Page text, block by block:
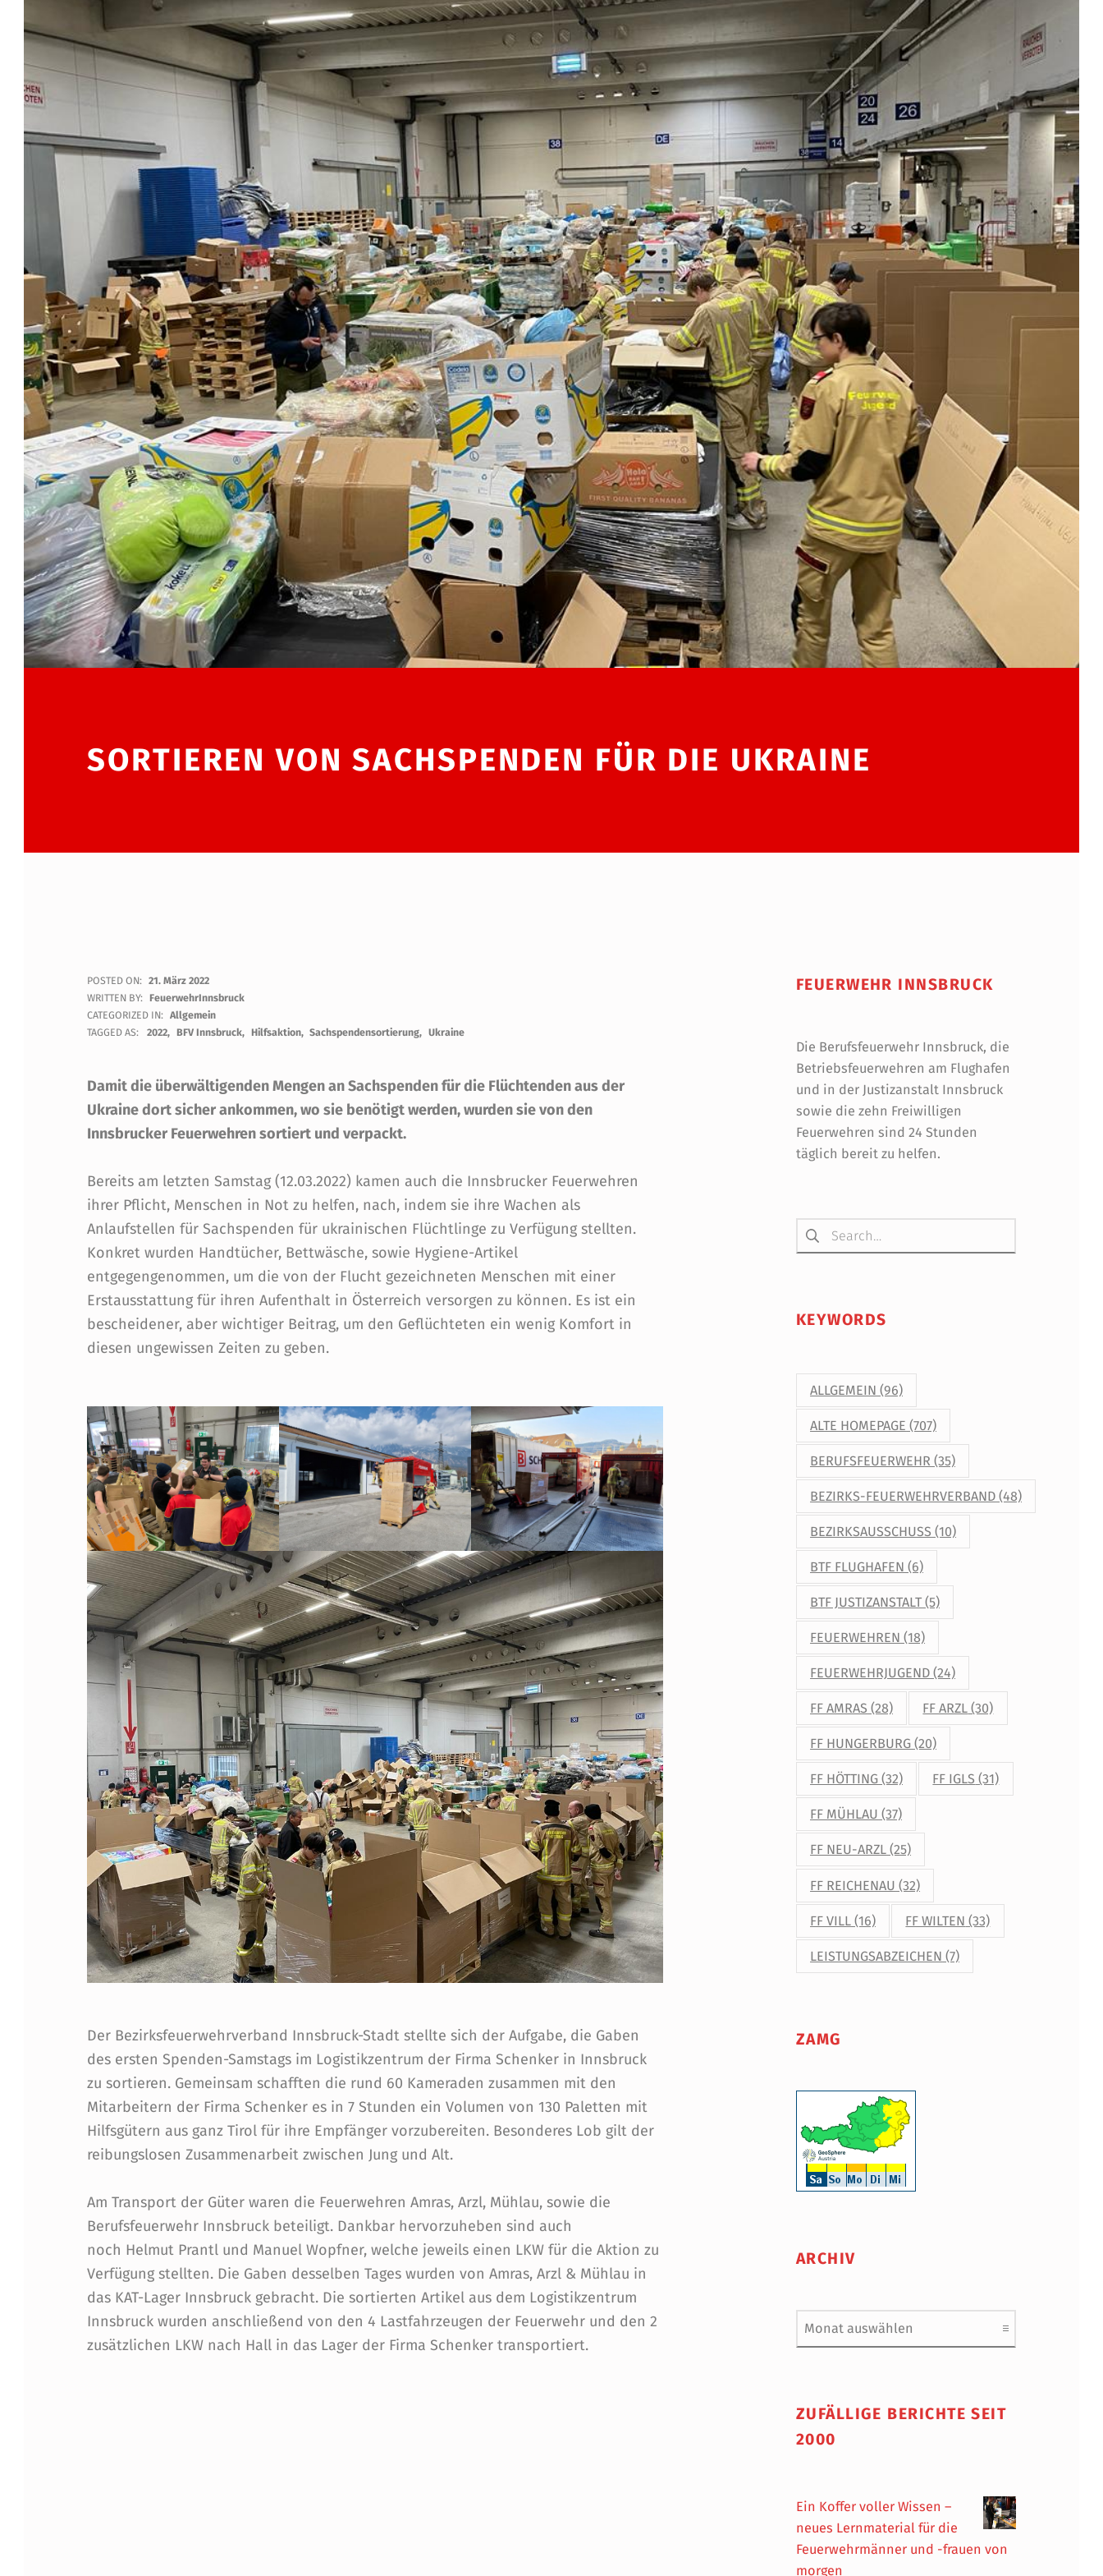
SORTIEREN VON SACHSPENDEN FÜR DIE UKRAINE
S
O
T
I
E
R
E
N
V
O
N
S
A
C
H
S
P
E
N
D
E
N
F
Ü
R
D
I
E
U
K
R
A
I
N
E
POSTED ON: 21. März 2022
WRITTEN BY: FeuerwehrInnsbruck
CATEGORIZED IN: Allgemein
TAGGED AS:
2022 BFV Innsbruck Hilfsaktion Sachspendensortierung Ukraine
Damit die überwältigenden Mengen an Sachspenden für die Flüchtenden aus der
Ukraine dort sicher ankommen, wo sie benötigt werden, wurden sie von den
Innsbrucker Feuerwehren sortiert und verpackt.
Bereits am letzten Samstag (12.03.2022) kamen auch die Innsbrucker Feuerwehren
ihrer Pflicht, Menschen in Not zu helfen, nach, indem sie ihre Wachen als
Anlaufstellen für Sachspenden für ukrainischen Flüchtlinge zu Verfügung stellten.
Konkret wurden Handtücher, Bettwäsche, sowie Hygiene-Artikel
entgegengenommen, um die von der Flucht gezeichneten Menschen mit einer
Erstausstattung für ihren Aufenthalt in Österreich versorgen zu können. Es ist ein
bescheidener, aber wichtiger Beitrag, um den Geflüchteten ein wenig Komfort in
diesen ungewissen Zeiten zu geben.
Der Bezirksfeuerwehrverband Innsbruck-Stadt stellte sich der Aufgabe, die Gaben
des ersten Spenden-Samstags im Logistikzentrum der Firma Schenker in Innsbruck
zu sortieren. Gemeinsam schafften die rund 60 Kameraden zusammen mit den
Mitarbeitern der Firma Schenker es in 7 Stunden ein Volumen von 130 Paletten mit
Hilfsgütern aus ganz Tirol für ihre Empfänger vorzubereiten. Besonderes Lob gilt der
reibungslosen Zusammenarbeit zwischen Jung und Alt.
Am Transport der Güter waren die Feuerwehren Amras, Arzl, Mühlau, sowie die
Berufsfeuerwehr Innsbruck beteiligt. Dankbar hervorzuheben sind auch
noch Helmut Prantl und Manuel Wopfner, welche jeweils einen LKW für die Aktion zu
Verfügung stellten. Die Gaben desselben Tages wurden von Amras, Arzl & Mühlau in
das KAT-Lager Innsbruck gebracht. Die sortierten Artikel aus dem Logistikzentrum
Innsbruck wurden anschließend von den 4 Lastfahrzeugen der Feuerwehr und den 2
zusätzlichen LKW nach Hall in das Lager der Firma Schenker transportiert.
FEUERWEHR INNSBRUCK
Die Berufsfeuerwehr Innsbruck, die
Betriebsfeuerwehren am Flughafen
und in der Justizanstalt Innsbruck
sowie die zehn Freiwilligen
Feuerwehren sind 24 Stunden
täglich bereit zu helfen.
Suchen nach:
KEYWORDS
ALLGEMEIN (96)
ALTE HOMEPAGE (707)
BERUFSFEUERWEHR (35)
BEZIRKS-FEUERWEHRVERBAND (48)
BEZIRKSAUSSCHUSS (10)
BTF FLUGHAFEN (6)
BTF JUSTIZANSTALT (5)
FEUERWEHREN (18)
FEUERWEHRJUGEND (24)
FF AMRAS (28) FF ARZL (30)
FF HUNGERBURG (20)
FF HÖTTING (32) FF IGLS (31)
FF MÜHLAU (37)
FF NEU-ARZL (25)
FF REICHENAU (32)
FF VILL (16) FF WILTEN (33)
LEISTUNGSABZEICHEN (7)
ZAMG
ARCHIV
Archiv
ZUFÄLLIGE BERICHTE SEIT
2000
Ein Koffer voller Wissen –
neues Lernmaterial für die
Feuerwehrmänner und -frauen von
morgen